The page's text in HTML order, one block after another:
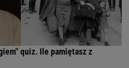
quiz. Ile pamiętasz z